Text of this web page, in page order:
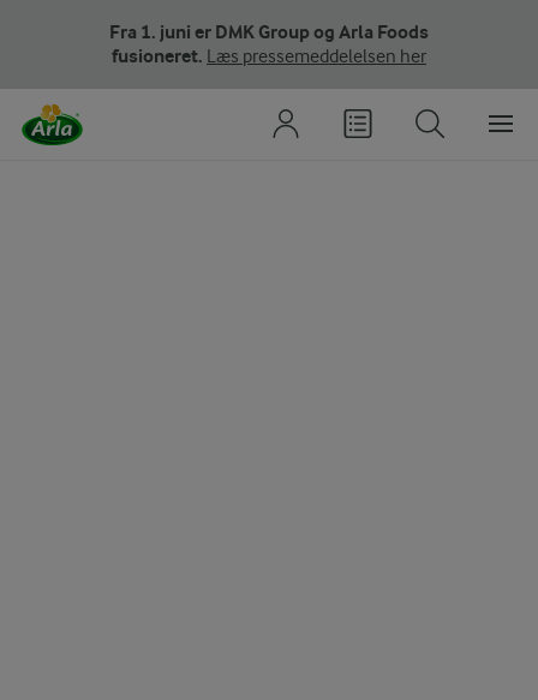
Fra 1. juni er DMK Group og Arla Foods
fusioneret. Læs pressemeddelelsen her